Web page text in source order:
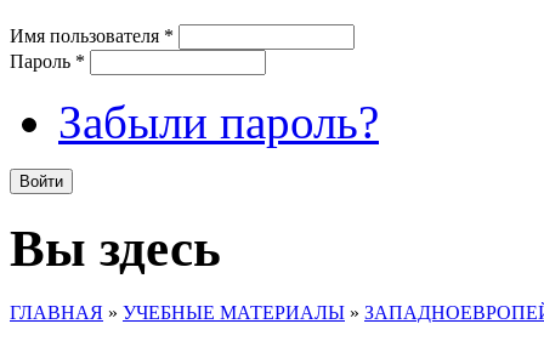
Имя пользователя *
Пароль *
Забыли пароль?
Вы здесь
ГЛАВНАЯ » УЧЕБНЫЕ МАТЕРИАЛЫ »